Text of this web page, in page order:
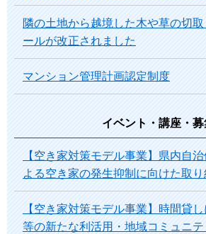
隣の土地から越境した木や草の切
ールが改正されました
マンション管理計画認定制度
イベント・講座・募
【空き家対策モデル事業】県内自
よる空き家の発生抑制に向けた取
【空き家対策モデル事業】時間貸
等の新たな利活用・地域コミュニ